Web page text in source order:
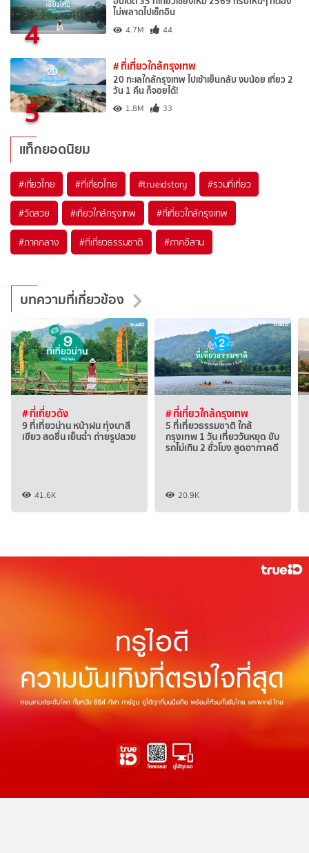
4 ไม่พลาดไปเช็กอิน
4.7M 44
5
# ที่เที่ยวใกล้กรุงเทพ
20 ทะเลใกล้กรุงเทพ ไปเช้าเย็นกลับ งบน้อย เที่ยว 2
วัน 1 คืน ก็จอยได้!
1.8M 33
แท็กยอดนิยม
#เที่ยวไทย #ที่เที่ยวไทย #trueidstory #รวมที่เที่ยว
#วัดสวย #เที่ยวใกล้กรุงเทพ #ที่เที่ยวใกล้กรุงเทพ
#ภาคกลาง #ที่เที่ยวธรรมชาติ #ภาคอีสาน
บทความที่เกี่ยวข้อง
# ที่เที่ยวดัง
9 ที่เที่ยวน่าน หน้าฝน ทุ่งนาสี
เขียว สดชื่น เย็นฉ่ำ ถ่ายรูปสวย
41.6K
# ที่เที่ยวใกล้กรุงเทพ
5 ที่เที่ยวธรรมชาติ ใกล้
กรุงเทพ 1 วัน เที่ยววันหยุด ขับ
รถไม่เกิน 2 ชั่วโมง สูดอากาศดี
20.9K